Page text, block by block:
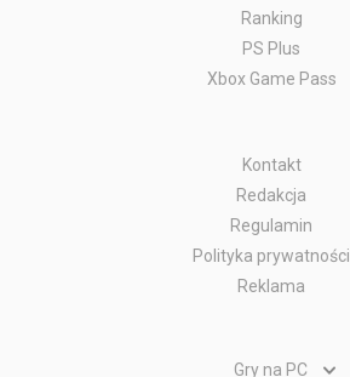
Ranking
PS Plus
Xbox Game Pass
Kontakt
Redakcja
Regulamin
Polityka prywatności
Reklama
Gry na PC